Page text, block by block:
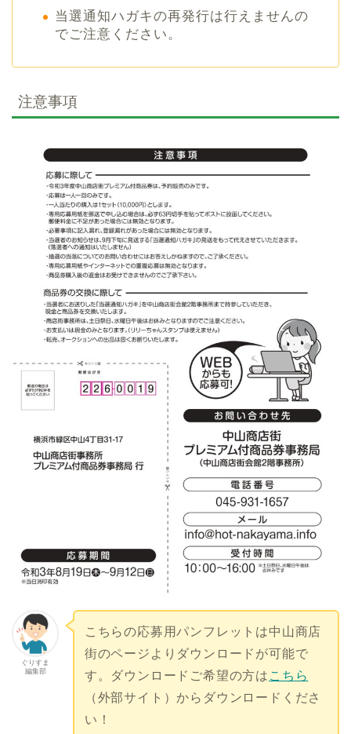
当選通知ハガキの再発行は行えませんの
でご注意ください。
注意事項
ぐりすま
編集部
こちらの応募用パンフレットは中山商店
街のページよりダウンロードが可能で
す。ダウンロードご希望の方は こちら
（外部サイト）からダウンロードくださ
い！